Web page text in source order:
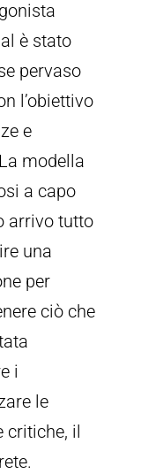
è stato
pervaso
l’obiettivo
e
modella
a capo
arrivo tutto
una
per
ciò che
i
le
critiche, il